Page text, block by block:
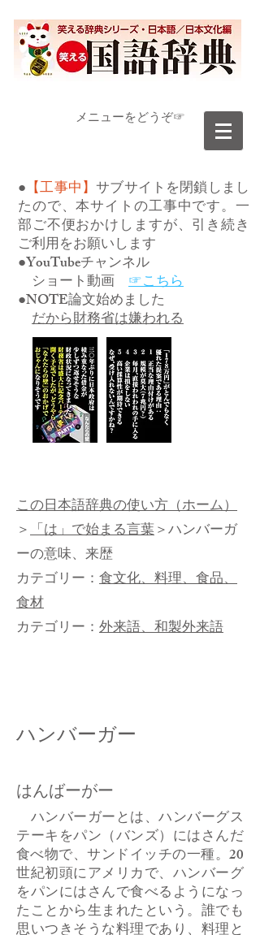
​メニューをどうぞ☞
● 【工事中】サブサイトを閉鎖しまし
たので、本サイトの工事中です。一
部ご不便おかけしますが、引き続き
ご利用をお願いします
●YouTubeチャンネル
ショート動画 ☞こちら
●NOTE論文始めました
だから財務省は嫌われる
この日本語辞典の使い方（ホーム）
＞「は」で始まる言葉＞ハンバーガ
ーの意味、来歴
カテゴリー： 食文化、料理、食品、
食材
カテゴリー： 外来語、和製外来語
ハンバーガー
はんばーがー
ハンバーガーとは、ハンバーグス
テーキをパン（バンズ）にはさんだ
食べ物で、サンドイッチの一種。20
世紀初頭にアメリカで、ハンバーグ
をパンにはさんで食べるようになっ
たことから生まれたという。誰でも